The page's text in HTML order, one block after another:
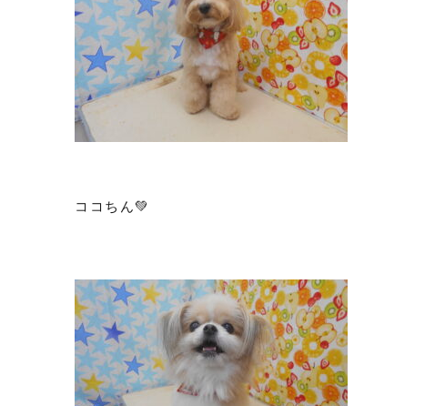
ココちん💚